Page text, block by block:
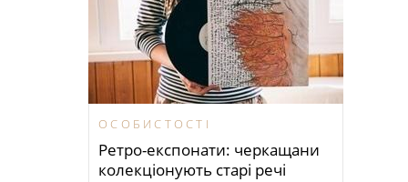
ОСОБИСТОСТІ
Ретро-експонати: черкащани
колекціонують старі речі